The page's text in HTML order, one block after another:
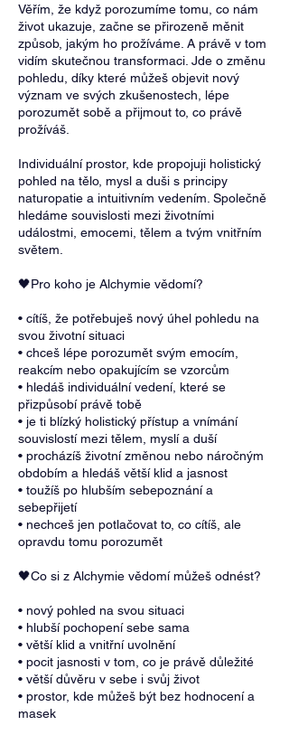
Věřím, že když porozumíme tomu, co nám
život ukazuje, začne se přirozeně měnit
způsob, jakým ho prožíváme. A právě v tom
vidím skutečnou transformaci. Jde o změnu
pohledu, díky které můžeš objevit nový
význam ve svých zkušenostech, lépe
porozumět sobě a přijmout to, co právě
prožíváš.
Individuální prostor, kde propojuji holistický
pohled na tělo, mysl a duši s principy
naturopatie a intuitivním vedením. Společně
hledáme souvislosti mezi životními
událostmi, emocemi, tělem a tvým vnitřním
světem.
🖤Pro koho je Alchymie vědomí?
• cítíš, že potřebuješ nový úhel pohledu na
svou životní situaci
• chceš lépe porozumět svým emocím,
reakcím nebo opakujícím se vzorcům
• hledáš individuální vedení, které se
přizpůsobí právě tobě
• je ti blízký holistický přístup a vnímání
souvislostí mezi tělem, myslí a duší
• procházíš životní změnou nebo náročným
obdobím a hledáš větší klid a jasnost
• toužíš po hlubším sebepoznání a
sebepřijetí
• nechceš jen potlačovat to, co cítíš, ale
opravdu tomu porozumět
🖤Co si z Alchymie vědomí můžeš odnést?
• nový pohled na svou situaci
• hlubší pochopení sebe sama
• větší klid a vnitřní uvolnění
• pocit jasnosti v tom, co je právě důležité
• větší důvěru v sebe i svůj život
• prostor, kde můžeš být bez hodnocení a
masek